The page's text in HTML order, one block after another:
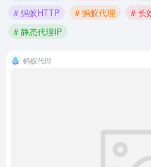
# 蚂蚁HTTP
# 蚂蚁代理 # 长
# 静态代理IP
蚂蚁代理